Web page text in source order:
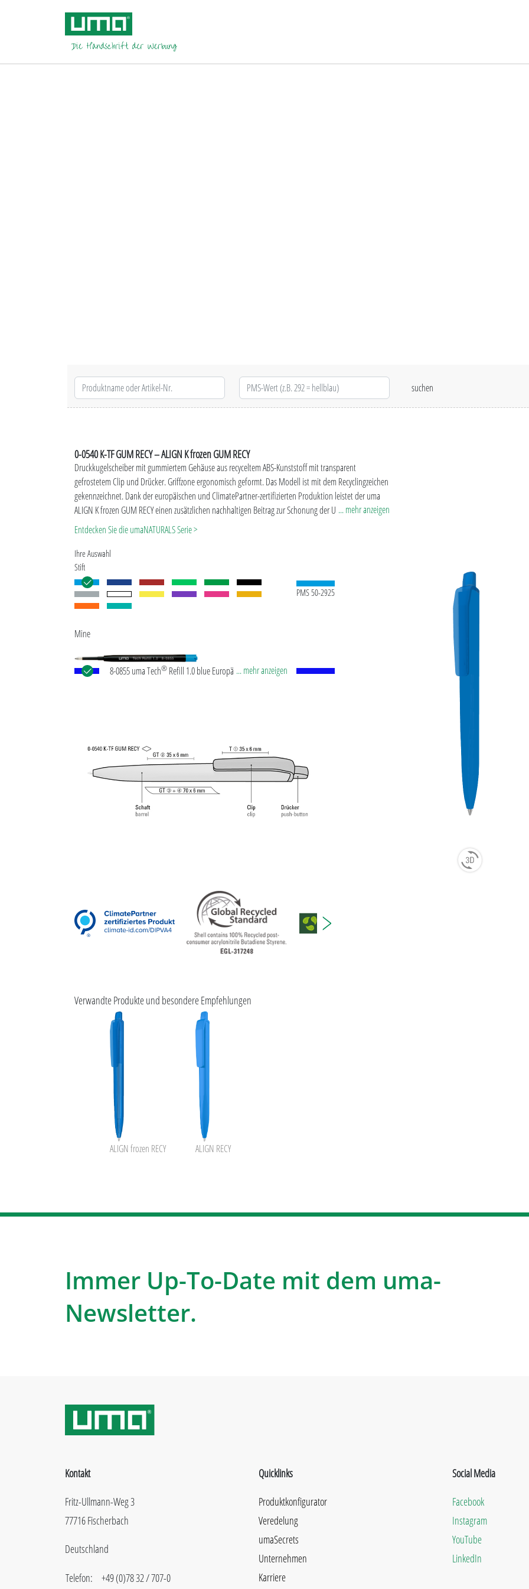
0-0540 K-TF GUM RECY – ALIGN K frozen GUM RECY
Druckkugelscheiber mit gummiertem Gehäuse aus recyceltem ABS-Kunststoff mit transparent
gefrostetem Clip und Drücker.Griffzone ergonomisch geformt.Das Modell ist mit dem Recyclingzeichen
gekennzeichnet. Dank der europäischen und ClimatePartner-zertifizierten Produktion leistet der uma
ALIGN K frozen GUM RECY einen zusätzlichen nachhaltigen Beitrag zur Schonung der Umwelt. Aufgrund
der Besonderheit des Materials (ABS Recycled Plastic) sind produktionstechnische Farbschwankungen
... mehr anzeigen
Entdecken Sie die umaNATURALS Serie >
Ihre Auswahl
Stift
PMS 50-2925
Mine
8-0855 uma Tech® Refill 1.0 blue Europäische Kunststoff-
... mehr anzeigen
Verwandte Produkte und besondere Empfehlungen
ALIGN frozen RECY ALIGN RECY
Immer Up-To-Date mit dem uma-
Newsletter.
Kontakt
Fritz-Ullmann-Weg 3
77716 Fischerbach
Deutschland
Telefon: +49 (0)78 32 / 707-0
Quicklinks
Produktkonfigurator
Veredelung
umaSecrets
Unternehmen
Karriere
Social Media
Facebook
Instagram
YouTube
LinkedIn